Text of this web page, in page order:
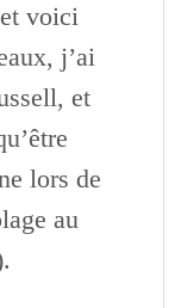
voici
j’ai
et
lors de
au